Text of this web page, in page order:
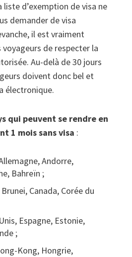
d’exemption de visa ne
demander de visa
il est vraiment
de respecter la
Au-delà de 30 jours
doivent donc bel et
électronique.
qui peuvent se rendre en
1 mois sans visa :
Andorre,
Bahreïn ;
Canada, Corée du
Espagne, Estonie,
;
Kong, Hongrie,